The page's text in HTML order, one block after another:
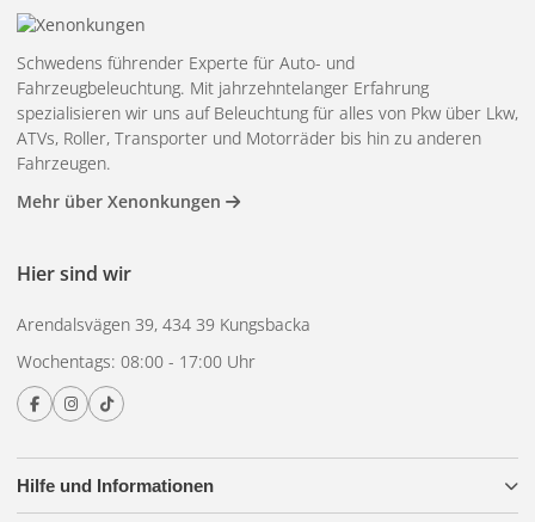
Hilfe und Informationen
Schwedens führender Experte für Auto- und
Fahrzeugbeleuchtung. Mit jahrzehntelanger Erfahrung
spezialisieren wir uns auf Beleuchtung für alles von Pkw über Lkw,
ATVs, Roller, Transporter und Motorräder bis hin zu anderen
Fahrzeugen.
Mehr über Xenonkungen
Hier sind wir
Arendalsvägen 39, 434 39 Kungsbacka
Wochentags: 08:00 - 17:00 Uhr